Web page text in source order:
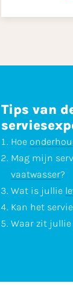
Tips van
Hoe
Mag mijn
vaatwasser?
Wat is jullie
Kan het
Waar zit jullie